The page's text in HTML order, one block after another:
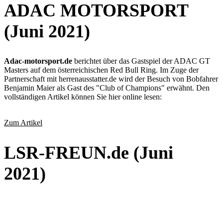
ADAC MOTORSPORT
(Juni 2021)
Adac-motorsport.de berichtet über das Gastspiel der ADAC GT
Masters auf dem österreichischen Red Bull Ring. Im Zuge der
Partnerschaft mit herrenausstatter.de wird der Besuch von Bobfahrer
Benjamin Maier als Gast des "Club of Champions" erwähnt. Den
vollständigen Artikel können Sie hier online lesen:
Zum Artikel
LSR-FREUN.de (Juni
2021)